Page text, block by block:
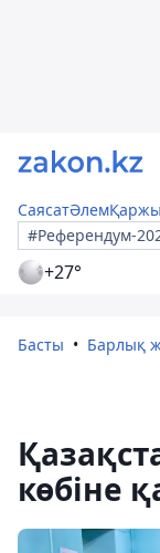
СаясатӘлемҚаржы
#Референдум-
+27°
Басты Барлық
көбіне